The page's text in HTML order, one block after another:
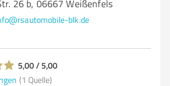
26 b, 06667 Weißenfels
blk.de
5,00 / 5,00
(1 Quelle)